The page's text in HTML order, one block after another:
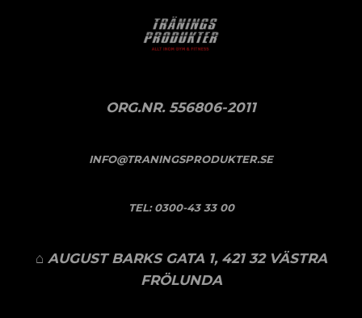
ORG.NR. 556806-2011
INFO@TRANINGSPRODUKTER.SE
TEL:0300-43 33 00
⌂ AUGUST BARKS GATA 1, 421 32 VÄSTRA
FRÖLUNDA